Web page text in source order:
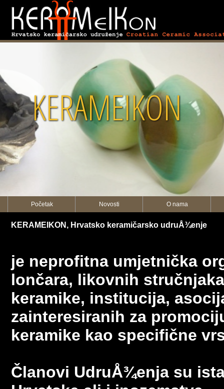
KERAMEIKON
Početak Novosti O nama
KERAMEIKON, Hrvatsko keramičarsko udruÅ¾enje
je neprofitna umjetnička
lončara, likovnih
keramike, institucija,
zainteresiranih za
keramike kao specifične
Članovi UdruÅ¾enjasu